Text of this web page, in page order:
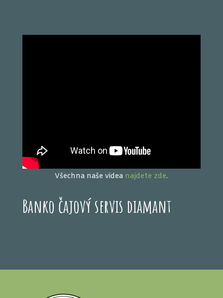
Všechna naše videa najdete zde.
Banko čajový servis diamant